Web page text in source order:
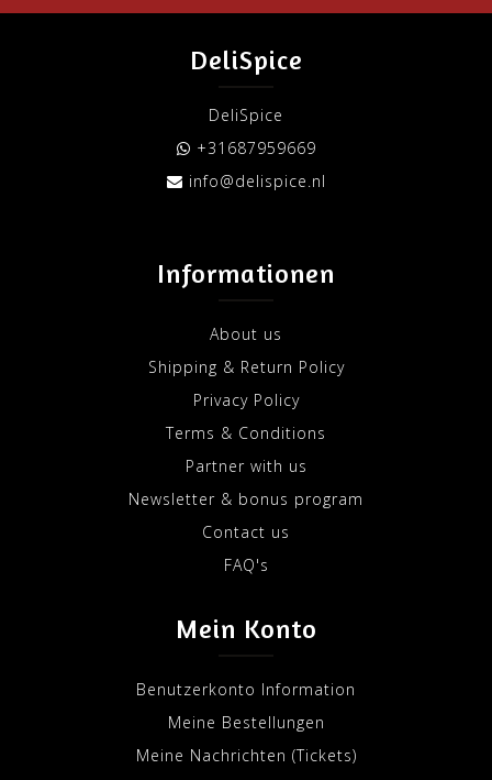
DeliSpice
DeliSpice
+31687959669
info@delispice.nl
Informationen
About us
Shipping & Return Policy
Privacy Policy
Terms & Conditions
Partner with us
Newsletter & bonus program
Contact us
FAQ's
Mein Konto
Benutzerkonto Information
Meine Bestellungen
Meine Nachrichten (Tickets)